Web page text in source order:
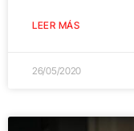
LEER MÁS
26/05/2020